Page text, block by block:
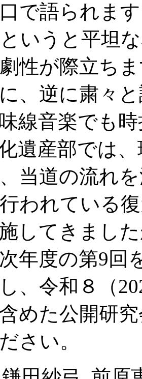
で語られま
いうと平坦
性が際立ち
、逆に粛々
線音楽でも
遺産部では
当道の流れ
われている
してきまし
年度の第9回
、令和８（
めた公開研
さい。